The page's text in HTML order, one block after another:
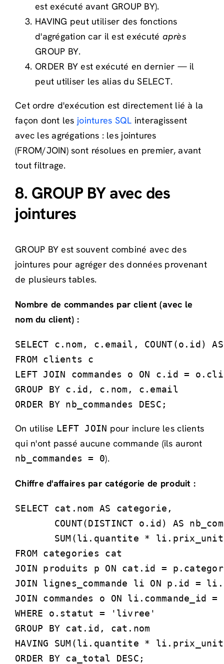
est exécuté avant GROUP BY).
HAVING peut utiliser des fonctions
d'agrégation car il est exécuté après
GROUP BY.
ORDER BY est exécuté en dernier — il
peut utiliser les alias du SELECT.
Cet ordre d'exécution est directement lié à la
façon dont les jointures SQL interagissent
avec les agrégations : les jointures
(FROM/JOIN) sont résolues en premier, avant
tout filtrage.
8. GROUP BY avec des
jointures
GROUP BY est souvent combiné avec des
jointures pour agréger des données provenant
de plusieurs tables.
Nombre de commandes par client (avec le
nom du client) :
SELECT c.nom, c.email, COUNT(o.id) AS
FROM clients c
LEFT JOIN commandes o ON c.id =
GROUP BY c.id, c.nom, c.email
ORDER BY nb_commandes DESC;
On utilise LEFT JOIN pour inclure les clients
qui n'ont passé aucune commande (ils auront
nb_commandes = 0).
Chiffre d'affaires par catégorie de produit :
SELECT cat.nom AS categorie,
COUNT(DISTINCT o.id) AS
SUM(li.quantite *
FROM categories cat
JOIN produits p ON cat.id =
JOIN lignes_commande li ON p.id =
JOIN commandes o ON li.commande_id
WHERE o.statut = 'livree'
GROUP BY cat.id, cat.nom
HAVING SUM(li.quantite *
ORDER BY ca_total DESC;